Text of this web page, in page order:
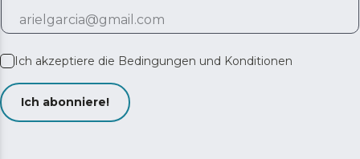
Ich akzeptiere die Bedingungen und Konditionen
Ich abonniere!